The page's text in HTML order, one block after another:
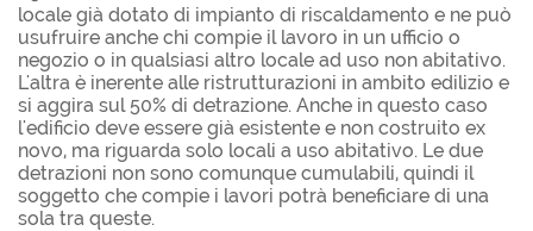
locale già dotato di impianto di riscaldamento e ne può
usufruire anche chi compie il lavoro in un ufficio o
negozio o in qualsiasi altro locale ad uso non abitativo.
L'altra è inerente alle ristrutturazioni in ambito edilizio e
si aggira sul 50% di detrazione. Anche in questo caso
l'edificio deve essere già esistente e non costruito ex
novo, ma riguarda solo locali a uso abitativo. Le due
detrazioni non sono comunque cumulabili, quindi il
soggetto che compie i lavori potrà beneficiare di una
sola tra queste.